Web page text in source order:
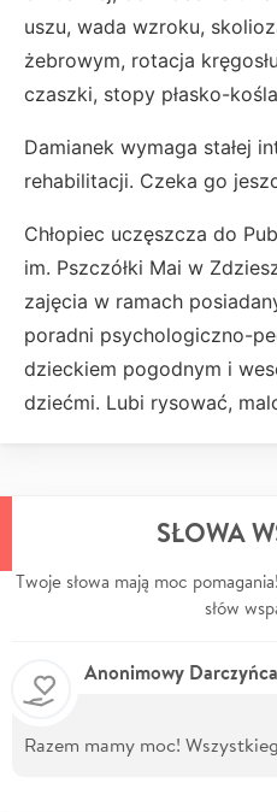
uszu, wada wzroku,
żebrowym, rotacja
czaszki, stopy płasko-
Damianek wymaga stałej
rehabilitacji. Czeka go
Chłopiec uczęszcza do
im. Pszczółki Mai w
zajęcia w ramach
poradni psychologiczno-
dzieckiem pogodnym i
dziećmi. Lubi rysować,
SŁOWA
Twoje słowa mają moc
słów
Anonimowy Darczyńca
Razem mamy moc!